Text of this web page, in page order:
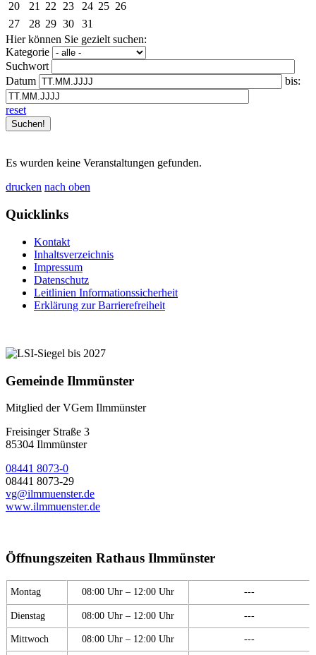
20 21 22 23 24 25 26
27
28 29 30
31
Hier können Sie gezielt suchen:
Kategorie
Suchwort
Datum
bis:
reset
Es wurden keine Veranstaltungen gefunden.
drucken nach oben
Quicklinks
Kontakt
Inhaltsverzeichnis
Impressum
Datenschutz
Leitlinien Informationssicherheit
Erklärung zur Barrierefreiheit
Gemeinde Ilmmünster
Mitglied der VGem Ilmmünster
Freisinger Straße 3
85304 Ilmmünster
08441 8073-0
08441 8073-29
vg@ilmmuenster.de
www.ilmmuenster.de
Öffnungszeiten Rathaus Ilmmünster
Montag 08:00 Uhr – 12:00 Uhr ---
Dienstag 08:00 Uhr – 12:00 Uhr ---
Mittwoch 08:00 Uhr – 12:00 Uhr ---